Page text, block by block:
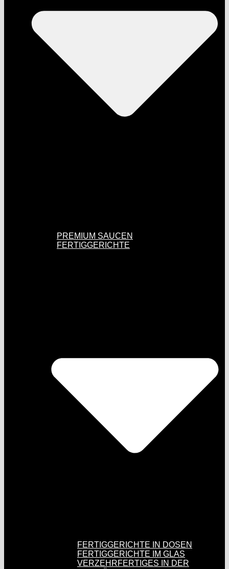
PREMIUM SAUCEN
FERTIGGERICHTE
FERTIGGERICHTE IN DOSEN
FERTIGGERICHTE IM GLAS
VERZEHRFERTIGES IN DER